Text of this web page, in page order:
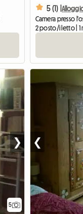
5 (1) |
Camera presso
2 posto/i letto | 1
5
❯ ❮